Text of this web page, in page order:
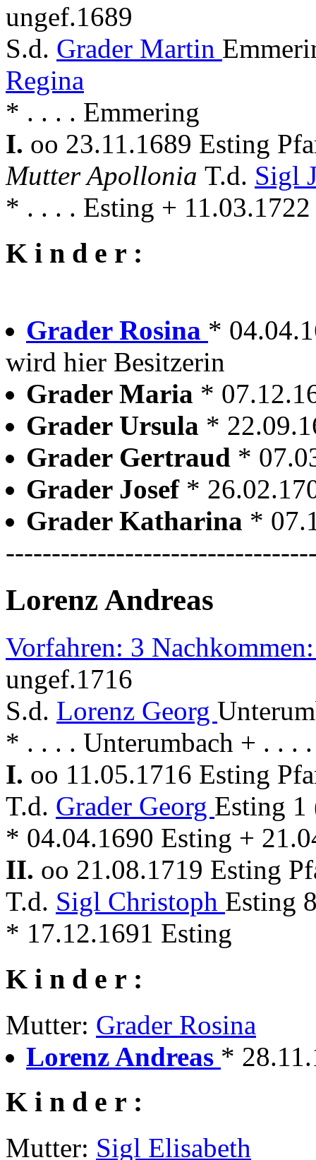
ungef.1689
S.d. Grader Martin
Regina
* . . . . Emmering
I. oo 23.11.1689 Esting
Mutter Apollonia T.d. Sigl
* . . . . Esting +
K i n d e r :
Grader Rosina *
wird hier Besitzerin
Grader Maria *
Grader Ursula *
Grader Gertraud *
Grader Josef *
Grader Katharina *
Lorenz Andreas
Vorfahren: 3
ungef.1716
S.d. Lorenz Georg
* . . . . Unterumbach + . . .
I. oo 11.05.1716 Esting
T.d. Grader Georg Esting
* 04.04.1690 Esting +
II. oo 21.08.1719 Esting
T.d. Sigl Christoph Esting
* 17.12.1691 Esting
K i n d e r :
Mutter: Grader Rosina
Lorenz Andreas *
K i n d e r :
Mutter: Sigl Elisabeth